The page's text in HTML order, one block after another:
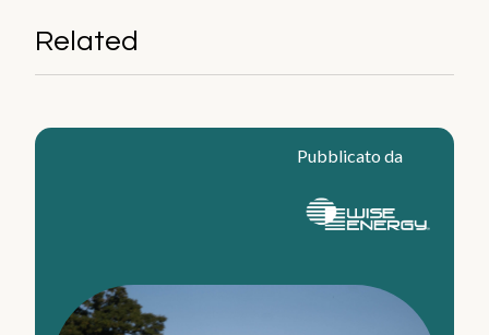
Report e pubblicazioni
Le nostre idee
Smart working
Ambiente internazionale
Related
Pubblicato da